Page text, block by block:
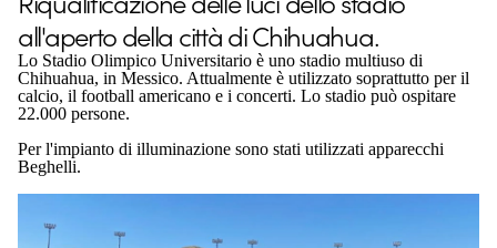
all'aperto della città di Chihuahua.
Lo Stadio Olimpico Universitario è uno stadio multiuso di
Chihuahua, in Messico. Attualmente è utilizzato soprattutto per il
calcio, il football americano e i concerti. Lo stadio può ospitare
22.000 persone.
Per l'impianto di illuminazione sono stati utilizzati apparecchi
Beghelli.